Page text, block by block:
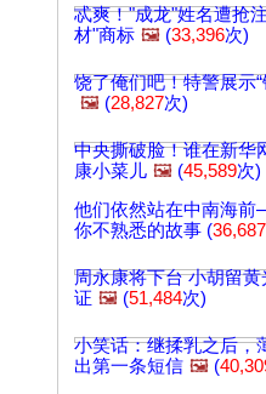
忒爽！"成龙"姓名遭抢
材"商标 🖼️ (33,396次)
饶了俺们吧！特警展示“
🖼️ (28,827次)
中央撕破脸！谁在新华
康小菜儿 🖼️ (45,589次)
他们依然站在中南海前
你不熟悉的故事 (36,687
周永康将下台 小胡留黄
证 🖼️ (51,484次)
小笑话：继揉乳之后，
出第一条短信 🖼️ (